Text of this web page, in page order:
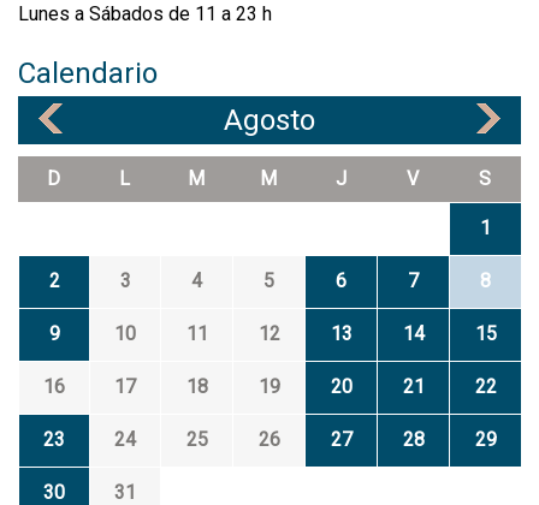
Lunes a Sábados de 11 a 23 h
Calendario
Agosto
D L M M J V S
1
2 3 4 5 6 7 8
9 10 11 12 13 14 15
16 17 18 19 20 21 22
23 24 25 26 27 28 29
30
31